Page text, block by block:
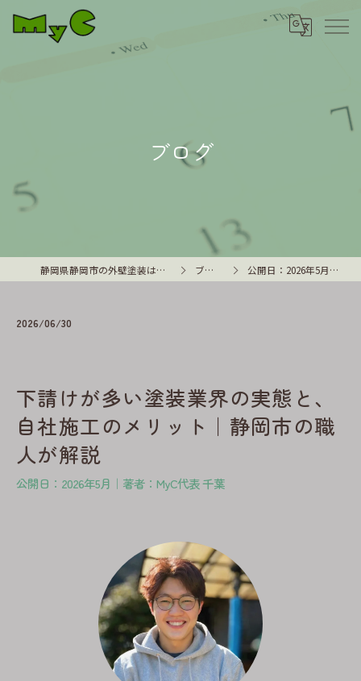
ブログ
静岡県静岡市の外壁塗装はMyC ブログ 公開日：2026年5月｜…
2026/06/30
下請けが多い塗装業界の実態と、
自社施工のメリット｜静岡市の職
人が解説
公開日：2026年5月｜著者：MyC代表 千葉